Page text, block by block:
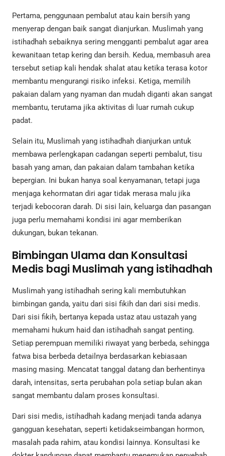
Pertama, penggunaan pembalut atau kain bersih yang
menyerap dengan baik sangat dianjurkan. Muslimah yang
istihadhah sebaiknya sering mengganti pembalut agar area
kewanitaan tetap kering dan bersih. Kedua, membasuh area
tersebut setiap kali hendak shalat atau ketika terasa kotor
membantu mengurangi risiko infeksi. Ketiga, memilih
pakaian dalam yang nyaman dan mudah diganti akan sangat
membantu, terutama jika aktivitas di luar rumah cukup
padat.
Selain itu, Muslimah yang istihadhah dianjurkan untuk
membawa perlengkapan cadangan seperti pembalut, tisu
basah yang aman, dan pakaian dalam tambahan ketika
bepergian. Ini bukan hanya soal kenyamanan, tetapi juga
menjaga kehormatan diri agar tidak merasa malu jika
terjadi kebocoran darah. Di sisi lain, keluarga dan pasangan
juga perlu memahami kondisi ini agar memberikan
dukungan, bukan tekanan.
Bimbingan Ulama dan Konsultasi
Medis bagi Muslimah yang istihadhah
Muslimah yang istihadhah sering kali membutuhkan
bimbingan ganda, yaitu dari sisi fikih dan dari sisi medis.
Dari sisi fikih, bertanya kepada ustaz atau ustazah yang
memahami hukum haid dan istihadhah sangat penting.
Setiap perempuan memiliki riwayat yang berbeda, sehingga
fatwa bisa berbeda detailnya berdasarkan kebiasaan
masing masing. Mencatat tanggal datang dan berhentinya
darah, intensitas, serta perubahan pola setiap bulan akan
sangat membantu dalam proses konsultasi.
Dari sisi medis, istihadhah kadang menjadi tanda adanya
gangguan kesehatan, seperti ketidakseimbangan hormon,
masalah pada rahim, atau kondisi lainnya. Konsultasi ke